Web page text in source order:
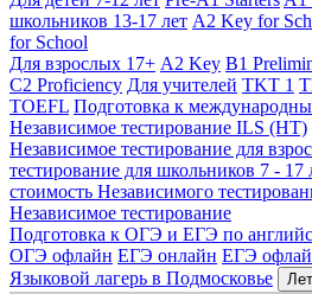
школьников 13-17 лет A2 Key for
for School
Для взрослых 17+ A2 Key B1
C2 Proficiency Для учителей TKT 1
TOEFL Подготовка к
Независимое тестирование ILS (НТ)
Независимое тестирование для
тестирование для школьников 7 - 17
стоимость Независимого
Независимое тестирование
Подготовка к ОГЭ и ЕГЭ по
ОГЭ офлайн ЕГЭ онлайн ЕГЭ
Языковой лагерь в Подмосковье